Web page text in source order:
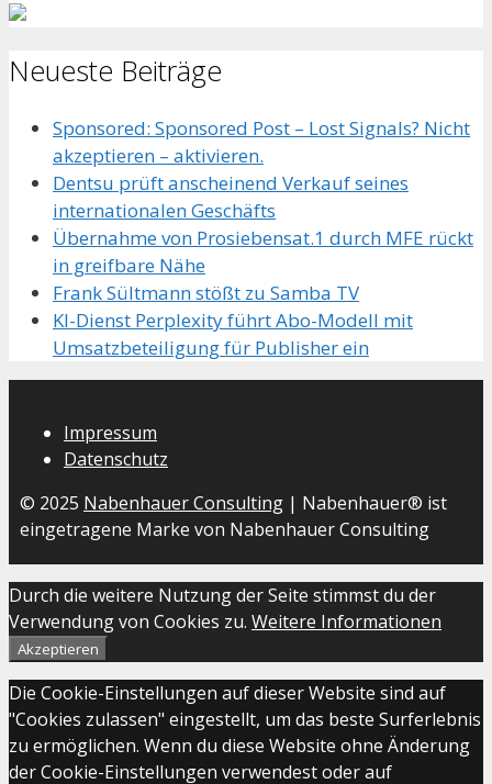
Neueste Beiträge
Sponsored: Sponsored Post – Lost Signals? Nicht
akzeptieren – aktivieren.
Dentsu prüft anscheinend Verkauf seines
internationalen Geschäfts
Übernahme von Prosiebensat.1 durch MFE rückt
in greifbare Nähe
Frank Sültmann stößt zu Samba TV
KI-Dienst Perplexity führt Abo-Modell mit
Umsatzbeteiligung für Publisher ein
Impressum
Datenschutz
© 2025 Nabenhauer Consulting | Nabenhauer® ist
eingetragene Marke von Nabenhauer Consulting
Durch die weitere Nutzung der Seite stimmst du der
Verwendung von Cookies zu. Weitere Informationen
Akzeptieren
Die Cookie-Einstellungen auf dieser Website sind auf
"Cookies zulassen" eingestellt, um das beste Surferlebnis
zu ermöglichen. Wenn du diese Website ohne Änderung
der Cookie-Einstellungen verwendest oder auf